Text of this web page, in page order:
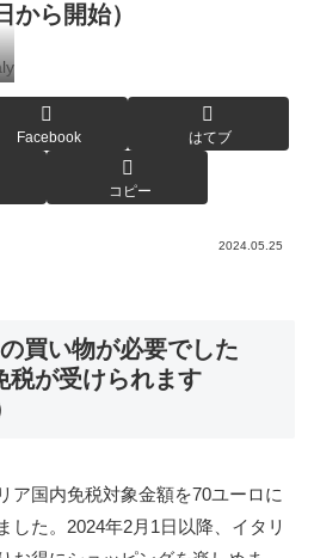
から開始）
Facebook はてブ
コピー
2024.05.25
買い物が必要でした
税が受けられます
ア国内免税対象金額を70ユーロに
した。2024年2月1日以降、イタリ